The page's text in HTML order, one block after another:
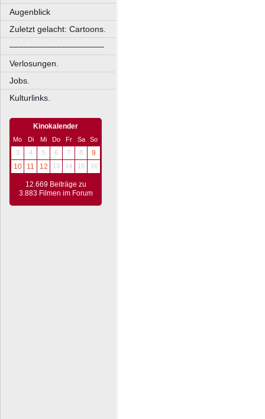
Augenblick
Zuletzt gelacht: Cartoons.
––––––––––––––––––––
Verlosungen.
Jobs.
Kulturlinks.
Kinokalender
Mo Di Mi Do Fr Sa
So
3
4 5 6 7 8
9
10
11 12 13 14 15 16
12.669 Beiträge zu
3.883 Filmen im Forum